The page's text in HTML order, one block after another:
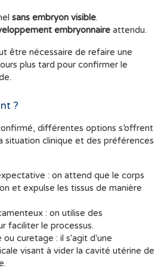
sans embryon visible.
embryonnaire attendu.
être nécessaire de refaire une
plus tard pour confirmer le
?
différentes options s’offrent
situation clinique et des préférences
: on attend que le corps
et expulse les tissus de manière
: on utilise des
faciliter le processus.
curetage : il s'agit d'une
visant à vider la cavité utérine de